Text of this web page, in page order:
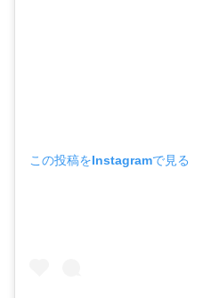
この投稿をInstagramで見る